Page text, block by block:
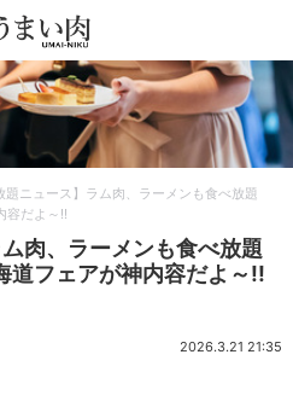
題ニュース】ラム肉、ラーメンも食べ放題
容だよ～!!
肉、ラーメンも食べ放題
道フェアが神内容だよ～!!
2026.3.21 21:35